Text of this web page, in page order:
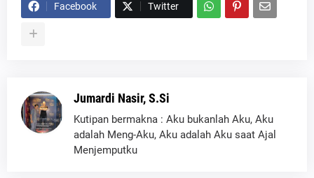
Facebook Twitter
Jumardi Nasir, S.Si
Kutipan bermakna : Aku bukanlah Aku, Aku
adalah Meng-Aku, Aku adalah Aku saat Ajal
Menjemputku